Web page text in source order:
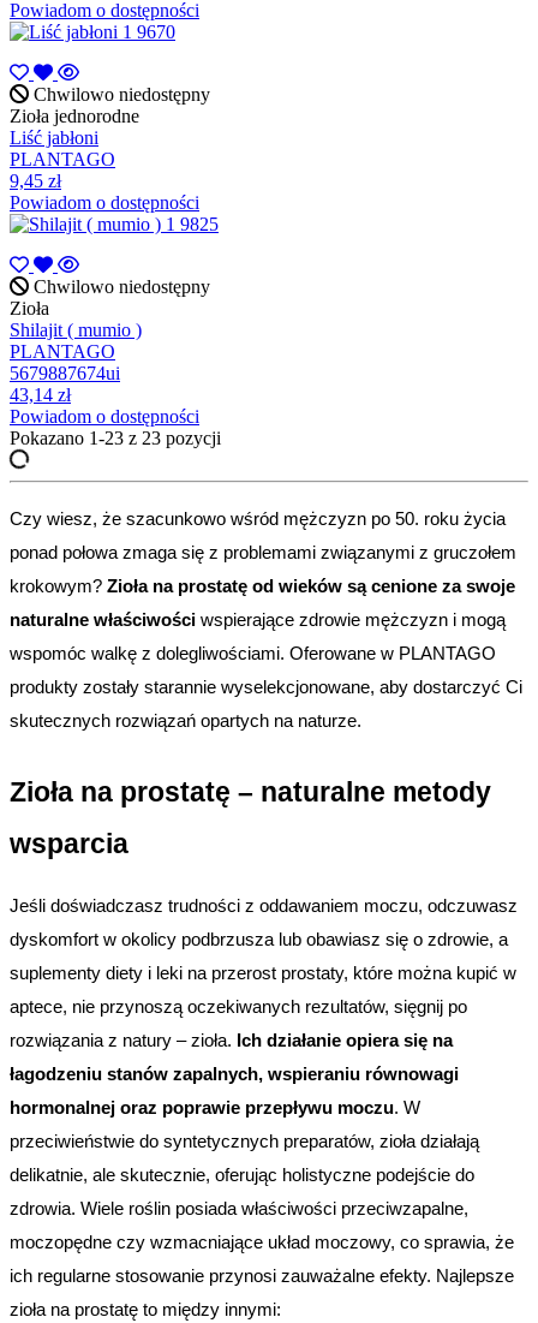
Powiadom o dostępności
Chwilowo niedostępny
Zioła jednorodne
Liść jabłoni
PLANTAGO
9,45 zł
Powiadom o dostępności
Chwilowo niedostępny
Zioła
Shilajit ( mumio )
PLANTAGO
5679887674ui
43,14 zł
Powiadom o dostępności
Pokazano 1-23 z 23 pozycji
Czy wiesz, że szacunkowo wśród mężczyzn po 50. roku życia
ponad połowa zmaga się z problemami związanymi z gruczołem
krokowym? Zioła na prostatę od wieków są cenione za swoje
naturalne właściwości wspierające zdrowie mężczyzn i mogą
wspomóc walkę z dolegliwościami. Oferowane w PLANTAGO
produkty zostały starannie wyselekcjonowane, aby dostarczyć Ci
skutecznych rozwiązań opartych na naturze.
Zioła na prostatę – naturalne metody
wsparcia
Jeśli doświadczasz trudności z oddawaniem moczu, odczuwasz
dyskomfort w okolicy podbrzusza lub obawiasz się o zdrowie, a
suplementy diety i leki na przerost prostaty, które można kupić w
aptece, nie przynoszą oczekiwanych rezultatów, sięgnij po
rozwiązania z natury – zioła. Ich działanie opiera się na
łagodzeniu stanów zapalnych, wspieraniu równowagi
hormonalnej oraz poprawie przepływu moczu. W
przeciwieństwie do syntetycznych preparatów, zioła działają
delikatnie, ale skutecznie, oferując holistyczne podejście do
zdrowia. Wiele roślin posiada właściwości przeciwzapalne,
moczopędne czy wzmacniające układ moczowy, co sprawia, że
ich regularne stosowanie przynosi zauważalne efekty. Najlepsze
zioła na prostatę to między innymi: